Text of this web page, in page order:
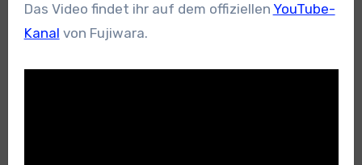
Das Video findet ihr auf dem offiziellen YouTube-
Kanal von Fujiwara.